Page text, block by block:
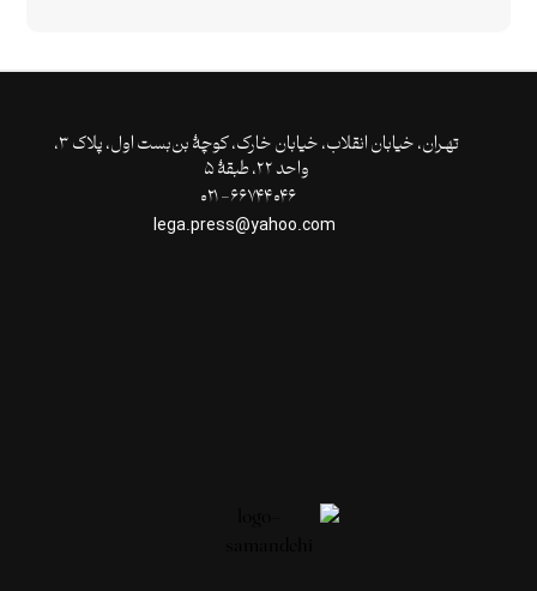
تهـران،‌ خیابان انقلاب، خیابان خارک، کوچۀ بن‌بست اول، پلاک ۳،
واحد ۲۲، طبقۀ ۵